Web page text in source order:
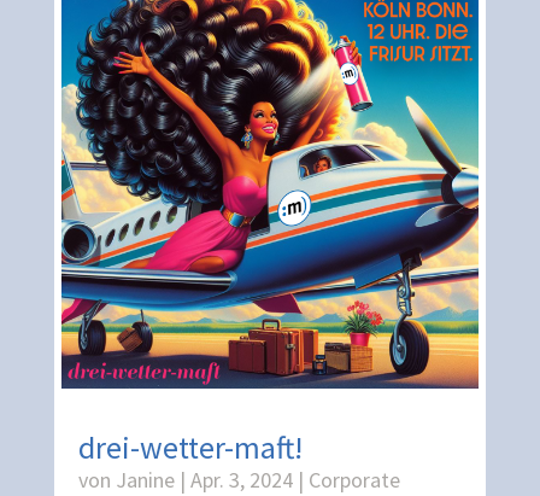
drei-wetter-maft!
von Janine| Apr. 3, 2024| Corporate